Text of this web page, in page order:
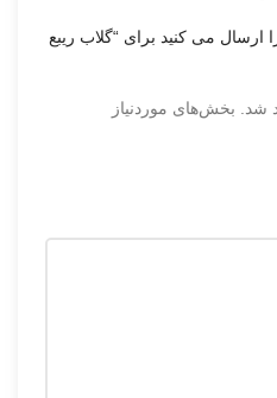
ارسال می کنید برای “گلاب ریبع
شد.
بخش‌های موردنیاز